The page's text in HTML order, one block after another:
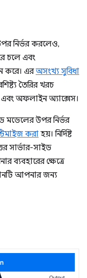
নির্ভর করলেও,
চলে এবং
করে। এরঅসংখ্য সুবিধা
তৈরির খরচ
অফলাইন অ্যাক্সেস।
মডেলের উপর নির্ভর
করা হয়। নির্দিষ্ট
সার্ভার-সাইড
ব্যবহারের ক্ষেত্রে
আপনার জন্য